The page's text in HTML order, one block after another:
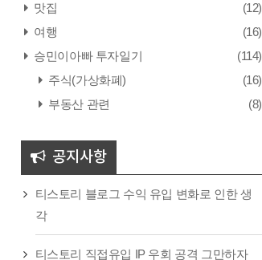
맛집
(12)
여행
(16)
승민이아빠 투자일기
(114)
주식(가상화폐)
(16)
부동산 관련
(8)
공지사항
티스토리 블로그 수익 유입 변화로 인한 생
각
티스토리 직접유입 IP 우회 공격 그만하자